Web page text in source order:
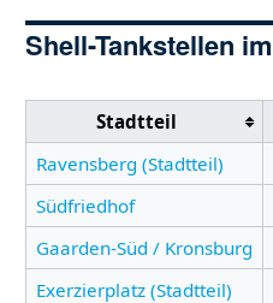
Shell-Tankstellen
Stadtteil
Ravensberg (Stadtteil)
Südfriedhof
Gaarden-Süd / Kronsburg
Exerzierplatz (Stadtteil)